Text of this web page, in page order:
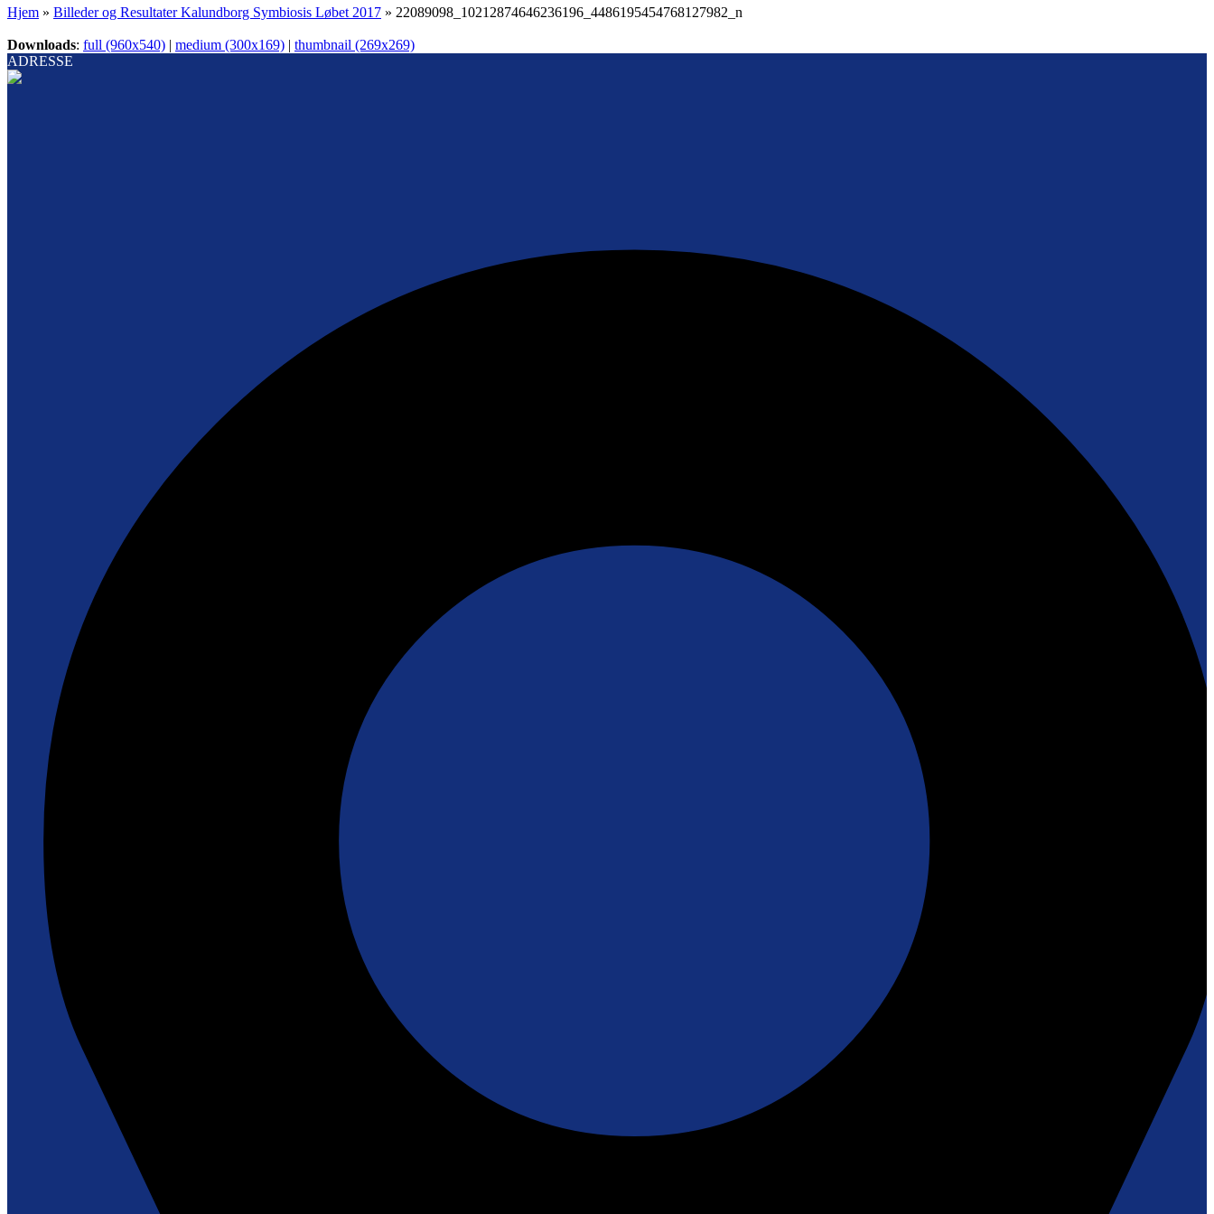
Hjem » Billeder og Resultater Kalundborg Symbiosis Løbet 2017 » 22089098_10212874646236196_4486195454768127982_n
Downloads: full (960x540) | medium (300x169) | thumbnail (269x269)
ADRESSE